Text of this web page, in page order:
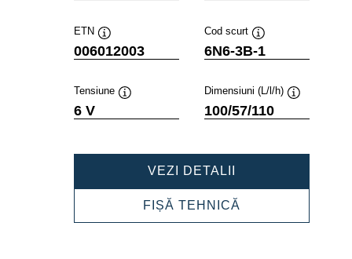
ETN
Tooltip
006012003
Cod scurt
Tooltip
6N6-3B-1
Tensiune
6 V
Dimensiuni (L/l/h)
100/57/110
VEZI DETALII
006012003
FIȘĂ TEHNICĂ